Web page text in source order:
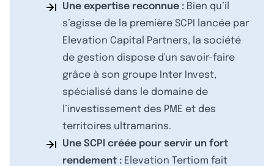
Une expertise reconnue : Bien qu’il
s’agisse de la première SCPI lancée par
Elevation Capital Partners, la société
de gestion dispose d'un savoir-faire
grâce à son groupe Inter Invest,
spécialisé dans le domaine de
l’investissement des PME et des
territoires ultramarins.
Une SCPI créée pour servir un fort
rendement : Elevation Tertiom fait